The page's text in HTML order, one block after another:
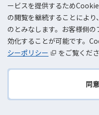
ービスを提供するため
の閲覧を継続することによ
のとみなします。お客様側
効化することが可能です。
シーポリシー
をご覧くださ
同
管理用Amazon EC2へログ
「グループポリシーの管理」
グループポリシーの管理を起
「グループ ポリシー オブジ
Policy」を右クリックし、「